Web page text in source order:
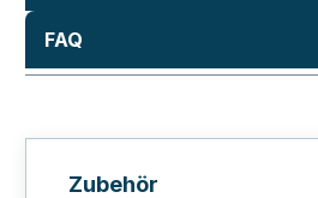
FAQ
Produktgalerie überspringen
Zubehör